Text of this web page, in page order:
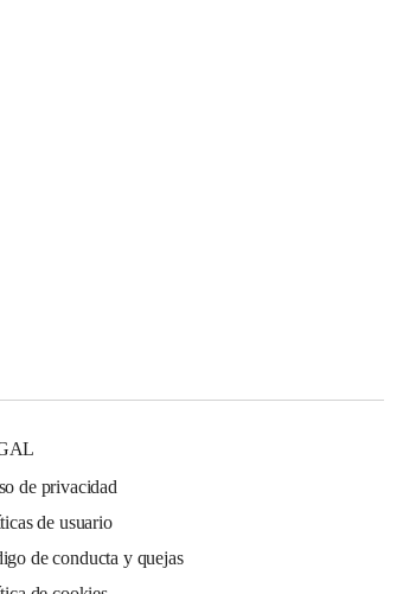
de privacidad
de usuario
de conducta y quejas